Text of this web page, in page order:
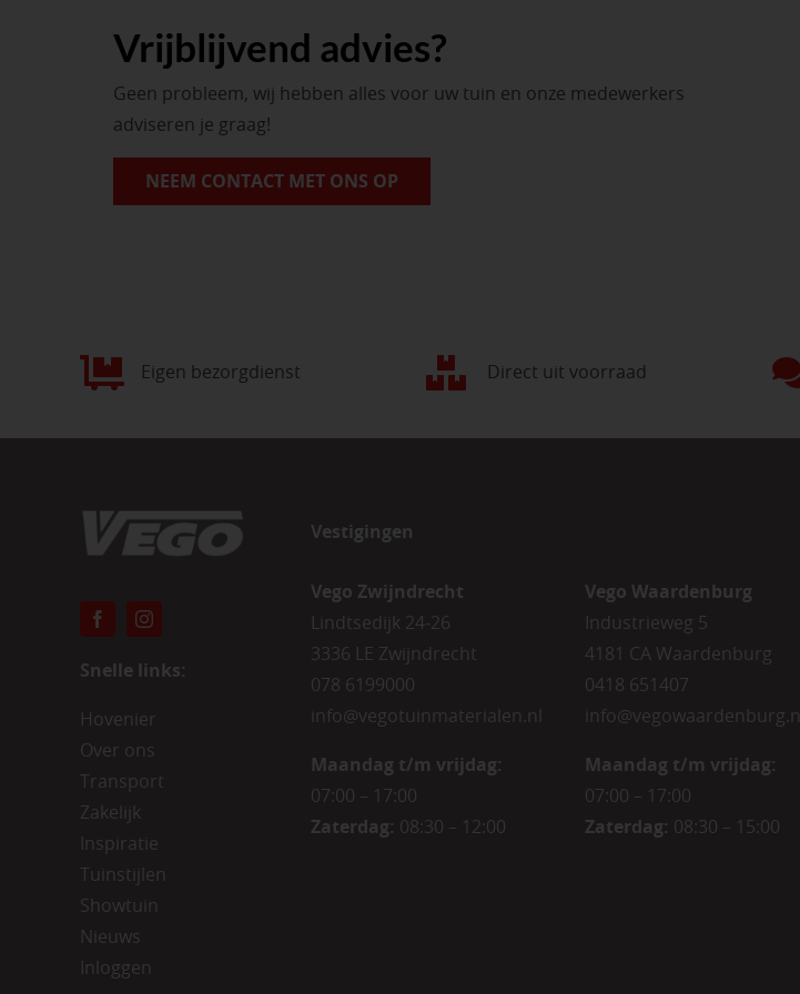
Vrijblijvend advies?
Geen probleem, wij hebben alles voor uw tuin en onze medewerkers
adviseren je graag!
NEEM CONTACT MET ONS OP
Eigen bezorgdienst Direct uit voorraad
Snelle links:
Hovenier
Over ons
Transport
Zakelijk
Inspiratie
Tuinstijlen
Showtuin
Nieuws
Inloggen
Vestigingen
Vego Zwijndrecht
Lindtsedijk 24-26
3336 LE Zwijndrecht
078 6199000
info@vegotuinmaterialen.nl
Maandag t/m vrijdag:
07:00 – 17:00
Zaterdag: 08:30 – 12:00
Vego Waardenburg
Industrieweg 5
4181 CA Waardenburg
0418 651407
info@vegowaardenburg.nl
Maandag t/m vrijdag:
07:00 – 17:00
Zaterdag: 08:30 – 15:00